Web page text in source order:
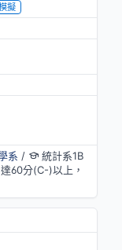
擬
系 /
統計系1B
60分(C-)以上，